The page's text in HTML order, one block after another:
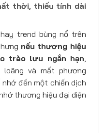
thời, thiếu tính dài
trend bùng nổ trên
nếu thương hiệu
trào lưu ngắn hạn
và mất phương
đến một chiến dịch
thương hiệu đại diện